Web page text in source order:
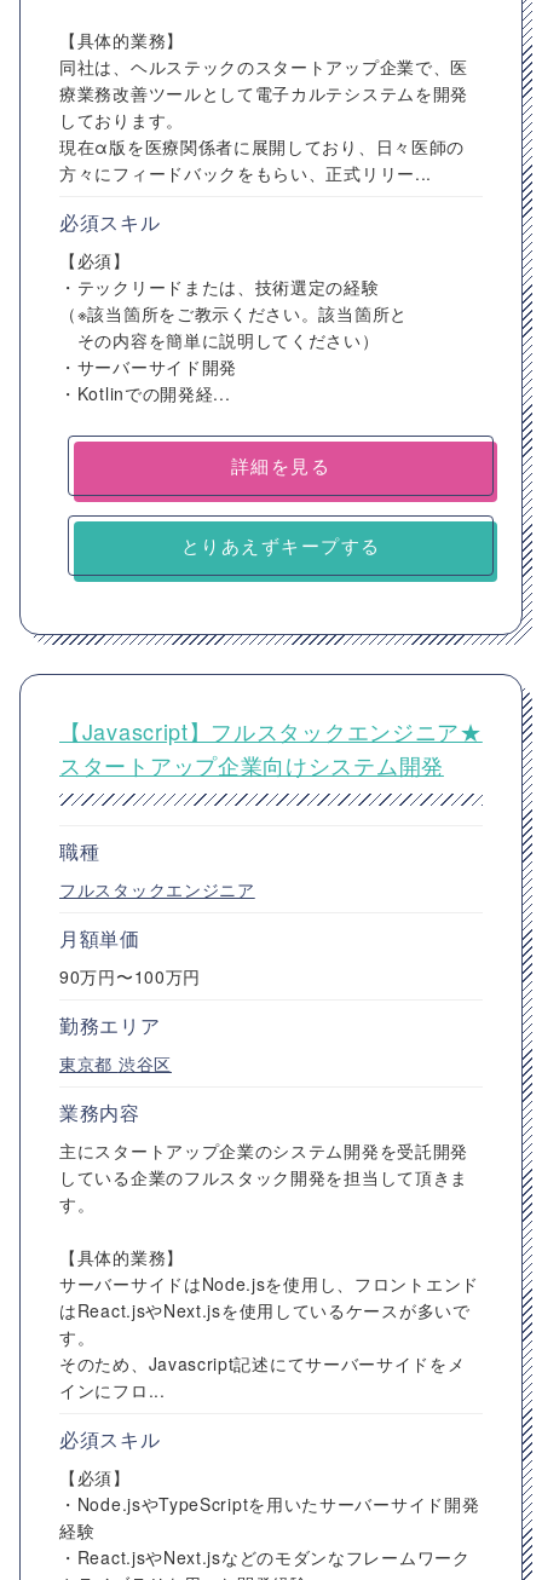
【具体的業務】
同社は、ヘルステックのスタートアップ企業で、医
療業務改善ツールとして電子カルテシステムを開発
しております。
現在α版を医療関係者に展開しており、日々医師の
方々にフィードバックをもらい、正式リリー...
必須スキル
【必須】
・テックリードまたは、技術選定の経験
（※該当箇所をご教示ください。該当箇所と
その内容を簡単に説明してください）
・サーバーサイド開発
・Kotlinでの開発経...
詳細を見る
とりあえずキープする
【Javascript】フルスタックエンジニア★
スタートアップ企業向けシステム開発
職種
フルスタックエンジニア
月額単価
90万円〜100万円
勤務エリア
東京都 渋谷区
業務内容
主にスタートアップ企業のシステム開発を受託開発
している企業のフルスタック開発を担当して頂きま
す。
【具体的業務】
サーバーサイドはNode.jsを使用し、フロントエンド
はReact.jsやNext.jsを使用しているケースが多いで
す。
そのため、Javascript記述にてサーバーサイドをメ
インにフロ...
必須スキル
【必須】
・Node.jsやTypeScriptを用いたサーバーサイド開発
経験
・React.jsやNext.jsなどのモダンなフレームワーク